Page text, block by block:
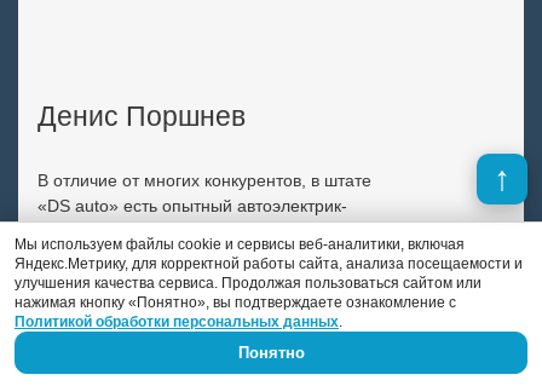
Денис Поршнев
В отличие от многих конкурентов, в штате
«DS auto» есть опытный автоэлектрик-
занимается автоэлектрикой уже 9 лет.
Previous
Мы используем файлы cookie и сервисы веб-аналитики, включая
Яндекс.Метрику, для корректной работы сайта, анализа посещаемости и
улучшения качества сервиса. Продолжая пользоваться сайтом или
нажимая кнопку «Понятно», вы подтверждаете ознакомление с
Политикой обработки персональных данных.
Понятно